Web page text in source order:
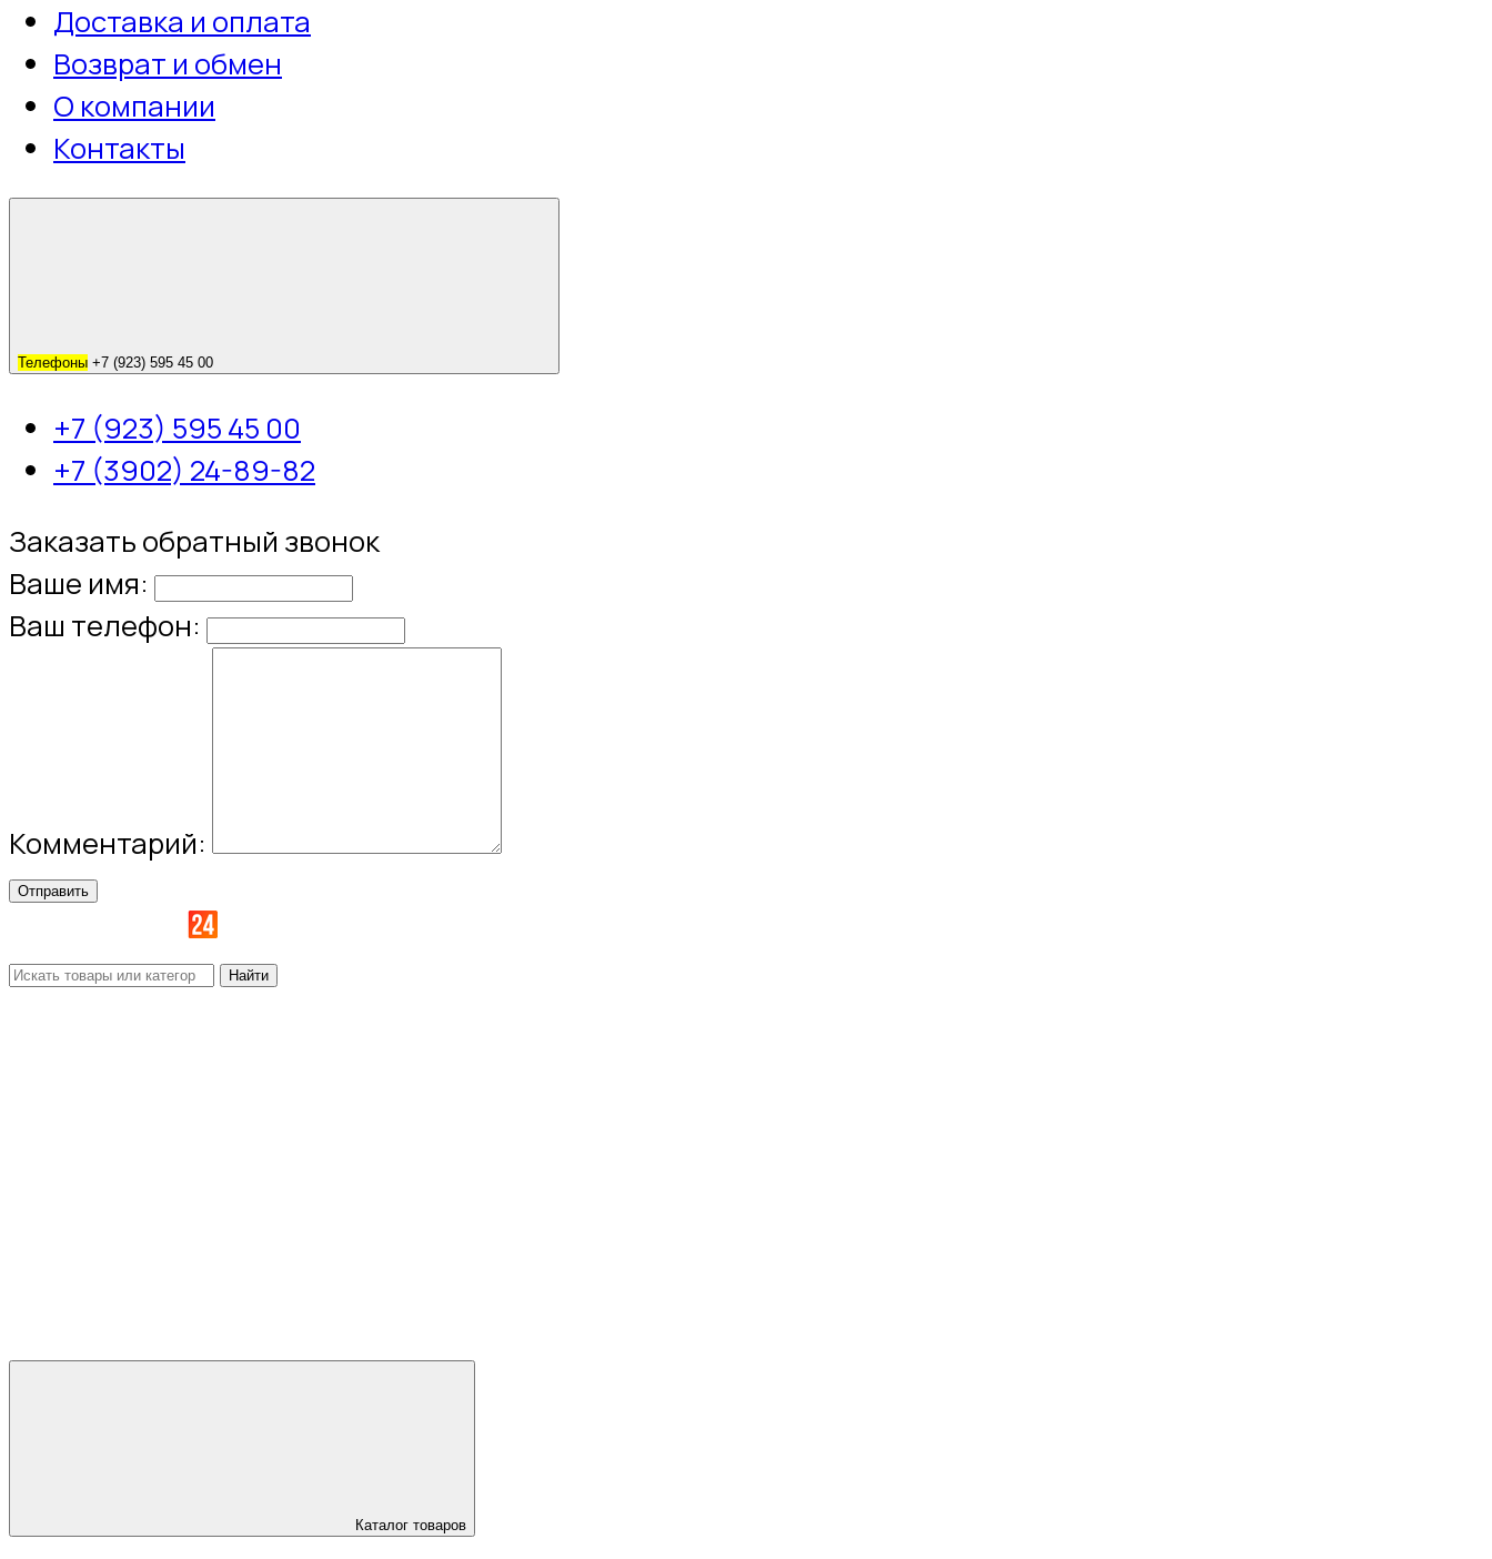
Доставка и оплата
Возврат и обмен
О компании
Контакты
Телефоны +7 (923) 595 45 00
+7 (923) 595 45 00
+7 (3902) 24-89-82
Заказать обратный звонок
Ваше имя:
Ваш телефон:
Комментарий:
Отправить
Найти
Каталог товаров